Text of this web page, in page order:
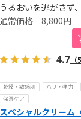
うるおいを逃がさず
8,800円
4.7 （
乾燥・敏感肌 ハリ・弾力
保湿ケア
スペシャルクリーム